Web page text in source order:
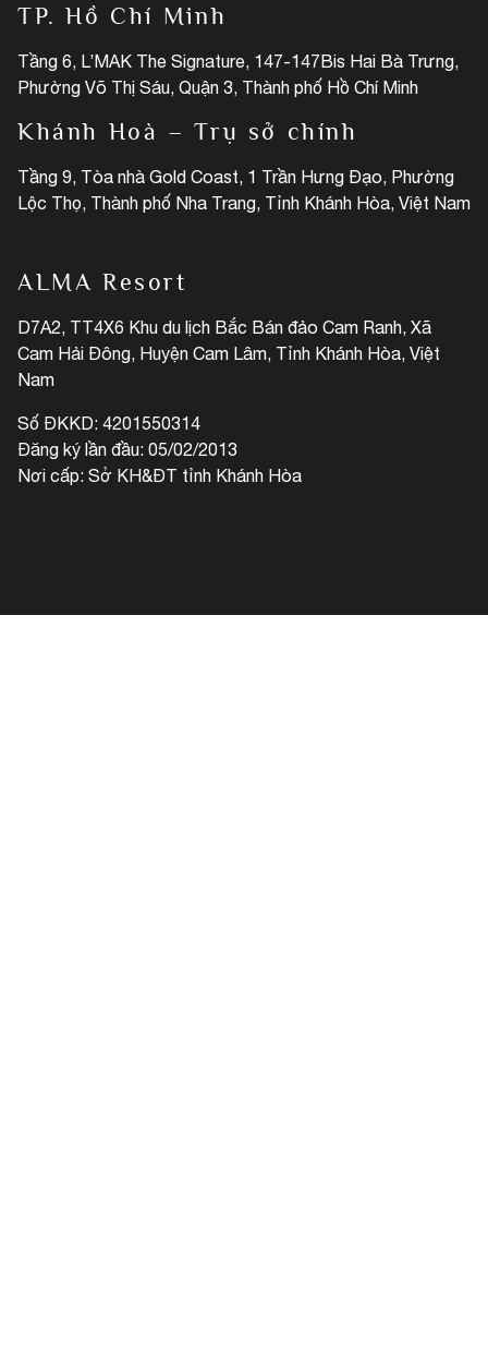
TP. Hồ Chí Minh
Tầng 6, L’MAK The Signature, 147-147Bis Hai Bà Trưng,
Phường Võ Thị Sáu, Quận 3, Thành phố Hồ Chí Minh
Khánh Hoà – Trụ sở chính
Tầng 9, Tòa nhà Gold Coast, 1 Trần Hưng Đạo, Phường
Lộc Thọ, Thành phố Nha Trang, Tỉnh Khánh Hòa, Việt Nam
ALMA Resort
D7A2, TT4X6 Khu du lịch Bắc Bán đảo Cam Ranh, Xã
Cam Hải Đông, Huyện Cam Lâm, Tỉnh Khánh Hòa, Việt
Nam
Số ĐKKD: 4201550314
Đăng ký lần đầu: 05/02/2013
Nơi cấp: Sở KH&ĐT tỉnh Khánh Hòa